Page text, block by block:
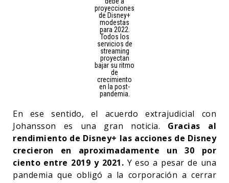
proyecciones
de Disney+
modestas
para 2022.
Todos los
servicios de
streaming
proyectan
bajar su ritmo
de
crecimiento
en la post-
pandemia.
En ese sentido, el acuerdo extrajudicial con
Johansson es una gran noticia. Gracias al
rendimiento de Disney+ las acciones de Disney
crecieron en aproximadamente un 30 por
ciento entre 2019 y 2021. Y eso a pesar de una
pandemia que obligó a la corporación a cerrar